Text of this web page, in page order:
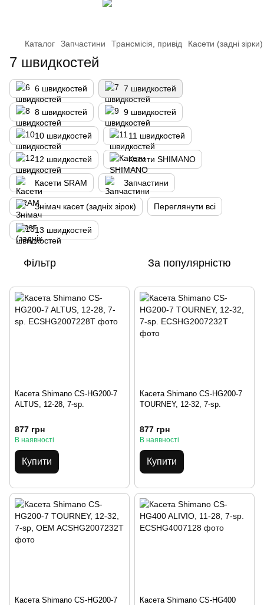
Каталог Запчастини Трансмісія, привід Касети (задні зірки)
7 швидкостей
6 швидкостей 7 швидкостей
8 швидкостей 9 швидкостей
10 швидкостей 11 швидкостей
12 швидкостей Касети SHIMANO
Касети SRAM Запчастини
Знімач касет (задніх зірок) Переглянути всі
13 швидкостей
Фільтр За популярністю
Касета Shimano CS-HG200-7
ALTUS, 12-28, 7-sp.
877 грн
В наявності
Купити
Касета Shimano CS-HG200-7
TOURNEY, 12-32, 7-sp.
877 грн
В наявності
Купити
Касета Shimano CS-HG200-7
Касета Shimano CS-HG400